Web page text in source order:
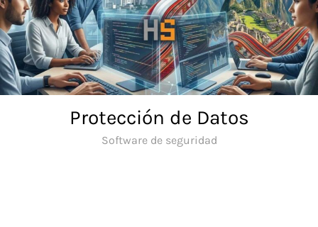
Skip
to
content
Protección de Datos
Software de seguridad